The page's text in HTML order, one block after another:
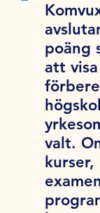
poäng
att
valt.